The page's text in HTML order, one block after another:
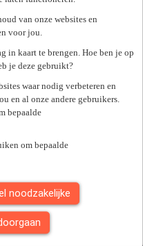
van onze websites en
voor jou.
in kaart te brengen. Hoe ben je op
je deze gebruikt?
waar nodig verbeteren en
en al onze andere gebruikers.
bepaalde
om bepaalde
noodzakelijke